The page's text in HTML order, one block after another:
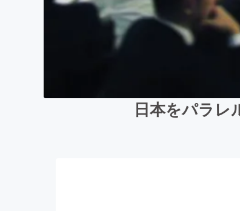
日本をパラ